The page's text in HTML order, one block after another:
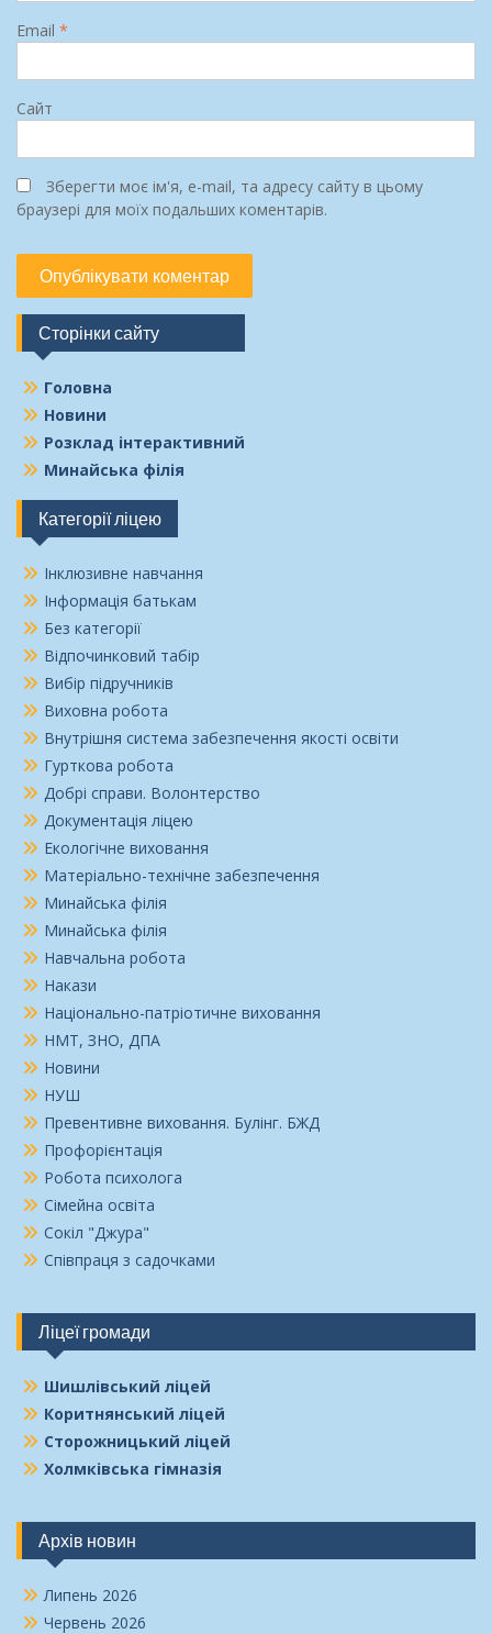
Email *
Сайт
Зберегти моє ім'я, e-mail, та адресу сайту в цьому
браузері для моїх подальших коментарів.
Сторінки сайту
Головна
Новини
Розклад інтерактивний
Минайська філія
Категорії ліцею
Інклюзивне навчання
Інформація батькам
Без категорії
Відпочинковий табір
Вибір підручників
Виховна робота
Внутрішня система забезпечення якості освіти
Гурткова робота
Добрі справи. Волонтерство
Документація ліцею
Екологічне виховання
Матеріально-технічне забезпечення
Минайська філія
Минайська філія
Навчальна робота
Накази
Національно-патріотичне виховання
НМТ, ЗНО, ДПА
Новини
НУШ
Превентивне виховання. Булінг. БЖД
Профорієнтація
Робота психолога
Сімейна освіта
Сокіл "Джура"
Співпраця з садочками
Ліцеї громади
Шишлівський ліцей
Коритнянський ліцей
Сторожницький ліцей
Холмківська гімназія
Архів новин
Липень 2026
Червень 2026